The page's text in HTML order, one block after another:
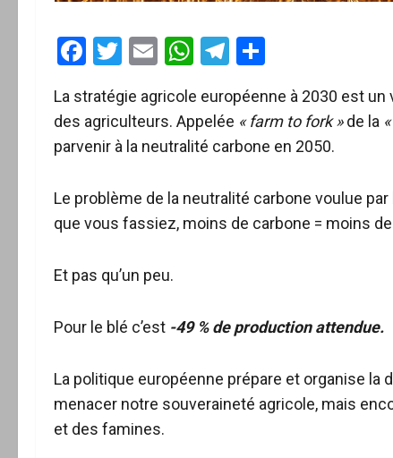
Facebook
Twitter
EmailWhatsApp
Telegram
La stratégie agricole européenne à 2030 est
des agriculteurs. Appelée « farm to fork »de la
parvenir à la neutralité carbone en 2050.
Le problème de la neutralité carbone voulue par
que vous fassiez, moins de carbone = moins
Et pas qu’un peu.
Pour le blé c’est -49 % de production attendue.
La politique européenne prépare et organise
menacer notre souveraineté agricole, mais
et des famines.